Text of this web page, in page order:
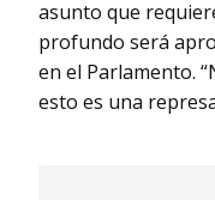
asunto que
profundo será
en el Parlamento.
esto es una